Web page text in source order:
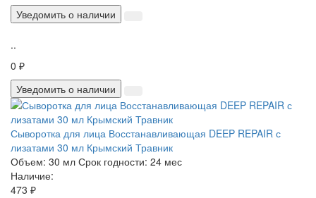
Уведомить о наличии
..
0 ₽
Уведомить о наличии
Сыворотка для лица Восстанавливающая DEEP REPAIR с
лизатами 30 мл Крымский Травник
Объем: 30 мл Срок годности: 24 мес
Наличие:
473 ₽